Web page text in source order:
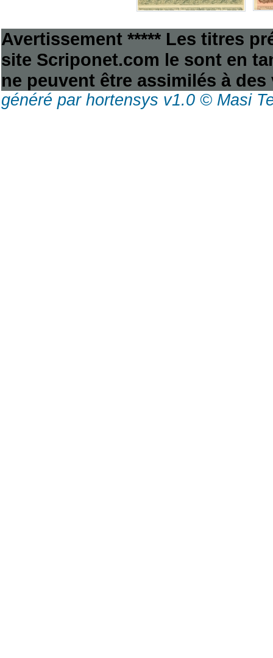
Avertissement ***** Les titres
site Scriponet.com le sont en
ne peuvent être assimilés à
généré par hortensys v1.0 © Masi